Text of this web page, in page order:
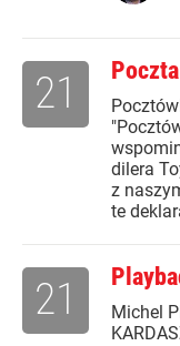
Poczta
dilera
z
te
21
Michel
21